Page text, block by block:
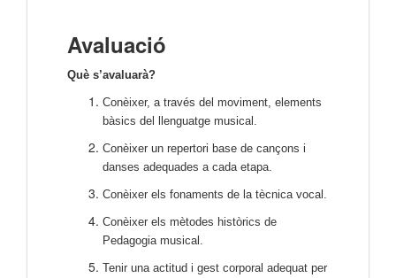
Avaluació
Què s’avaluarà?
Conèixer, a través del moviment, elements
bàsics del llenguatge musical.
Conèixer un repertori base de cançons i
danses adequades a cada etapa.
Conèixer els fonaments de la tècnica vocal.
Conèixer els mètodes històrics de
Pedagogia musical.
Tenir una actitud i gest corporal adequat per